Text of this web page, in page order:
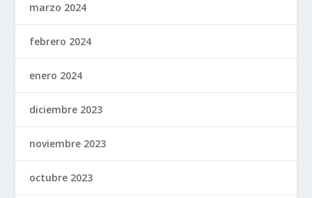
marzo 2024
febrero 2024
enero 2024
diciembre 2023
noviembre 2023
octubre 2023